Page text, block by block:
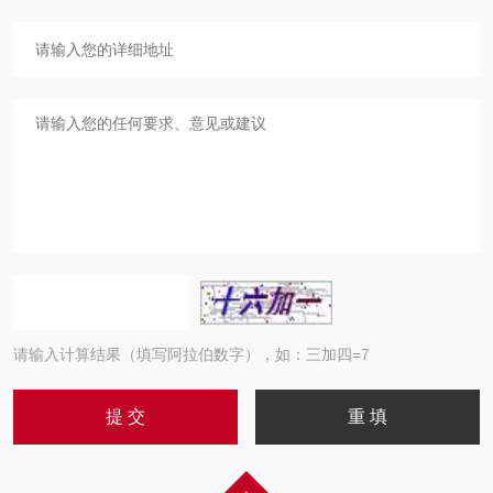
请输入计算结果（填写阿拉伯数字），如：三加四=7